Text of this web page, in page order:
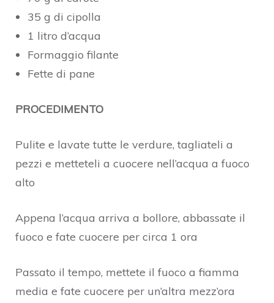
35 g di cipolla
1 litro d’acqua
Formaggio filante
Fette di pane
PROCEDIMENTO
Pulite e lavate tutte le verdure, tagliateli a
pezzi e metteteli a cuocere nell’acqua a fuoco
alto
Appena l’acqua arriva a bollore, abbassate il
fuoco e fate cuocere per circa 1 ora
Passato il tempo, mettete il fuoco a fiamma
media e fate cuocere per un’altra mezz’ora